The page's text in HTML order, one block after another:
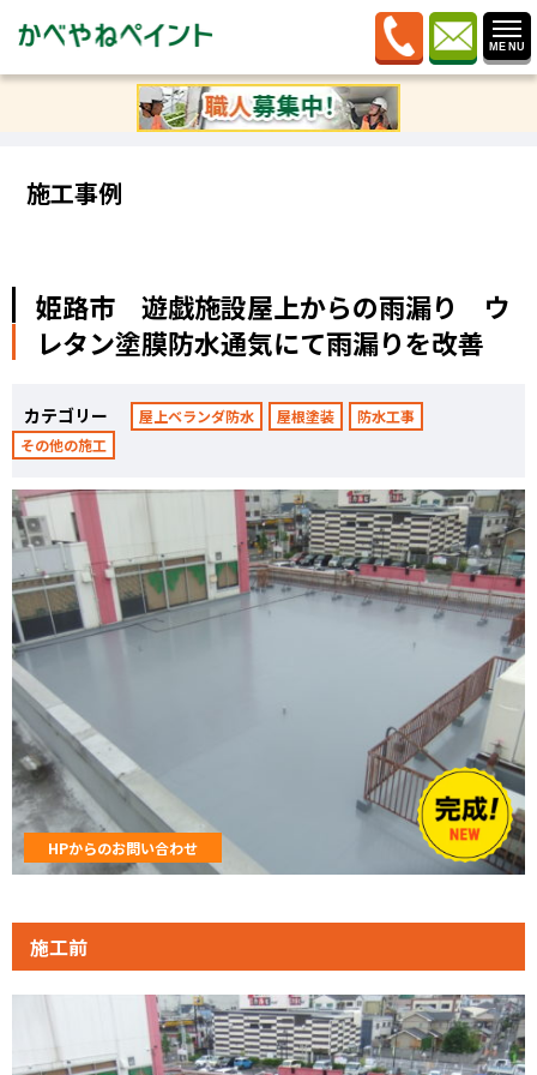
施工事例»姫路市 遊戯施設屋上からの雨漏
り ウレタン塗膜防水通気にて雨漏りを改善
施工事例
姫路市 遊戯施設屋上からの雨漏り ウ
レタン塗膜防水通気にて雨漏りを改善
カテゴリー 屋上ベランダ防水 屋根塗装
防水工事
その他の施工
HPからのお問い合わせ
施工前